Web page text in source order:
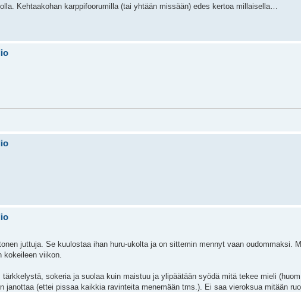
Kehtaakohan karppifoorumilla (tai yhtään missään) edes kertoa millaisella…
juttuja. Se kuulostaa ihan huru-ukolta ja on sittemin mennyt vaan oudommaksi.
kokeileen viikon.
sokeria ja suolaa kuin maistuu ja ylipäätään syödä mitä tekee mieli
janottaa (ettei pissaa kaikkia ravinteita menemään tms.). Ei saa vieroksua mitään